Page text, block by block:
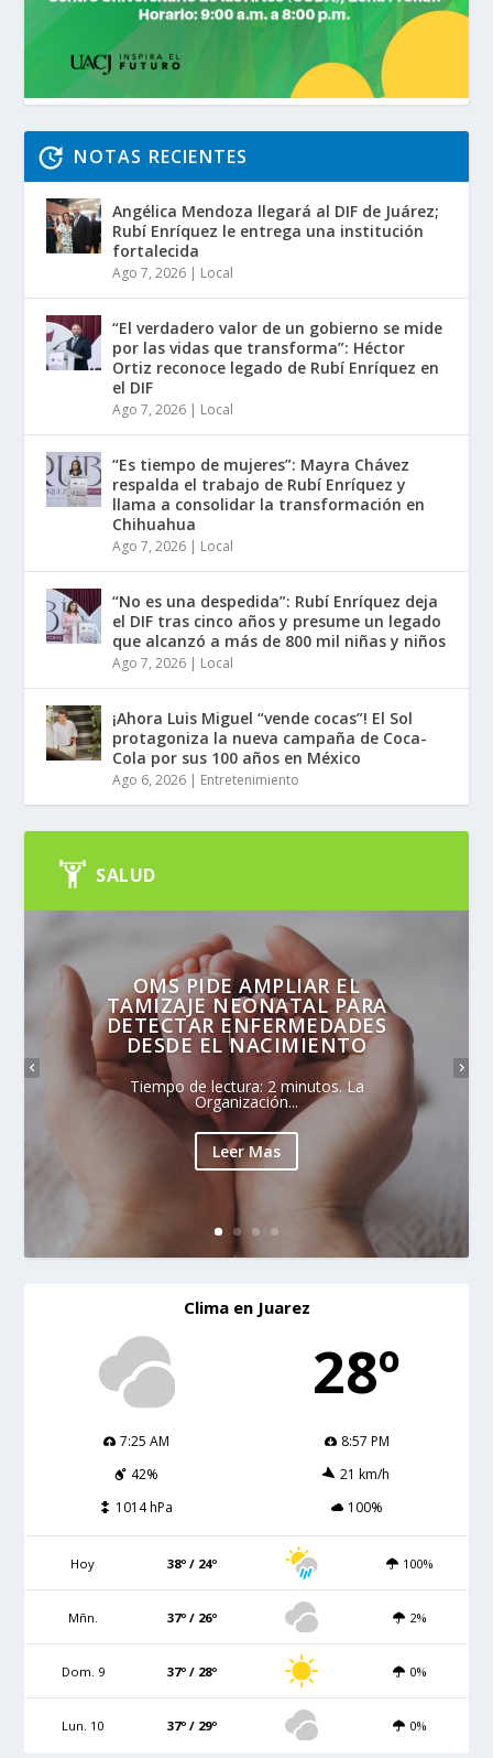
NOTAS RECIENTES
Angélica Mendoza llegará al DIF de Juárez;
Rubí Enríquez le entrega una institución
fortalecida
Ago 7, 2026 | Local
“El verdadero valor de un gobierno se mide
por las vidas que transforma”: Héctor
Ortiz reconoce legado de Rubí Enríquez en
el DIF
Ago 7, 2026 | Local
“Es tiempo de mujeres”: Mayra Chávez
respalda el trabajo de Rubí Enríquez y
llama a consolidar la transformación en
Chihuahua
Ago 7, 2026 | Local
“No es una despedida”: Rubí Enríquez deja
el DIF tras cinco años y presume un legado
que alcanzó a más de 800 mil niñas y niños
Ago 7, 2026 | Local
¡Ahora Luis Miguel “vende cocas”! El Sol
protagoniza la nueva campaña de Coca-
Cola por sus 100 años en México
Ago 6, 2026 | Entretenimiento
SALUD
OMS PIDE AMPLIAR EL
TAMIZAJE NEONATAL PARA
DETECTAR ENFERMEDADES
DESDE EL NACIMIENTO
Tiempo de lectura: 2 minutos. La
Organización...
Leer Mas
Clima en Juarez
28º
7:25 AM
8:57 PM
42%
21 km/h
1014 hPa
100%
Hoy 38º / 24º 100%
Mñn. 37º / 26º 2%
Dom. 9 37º / 28º 0%
Lun. 10 37º / 29º 0%